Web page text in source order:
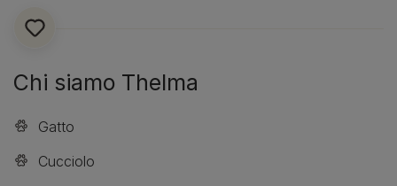
Chi siamo Thelma
Gatto
Cucciolo